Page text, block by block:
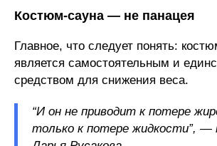
Костюм-сауна — не панацея
Главное, что следует понять:
является самостоятельным и
средством для снижения веса.
“И он не приводит к потере
только к потере жидкости”, —